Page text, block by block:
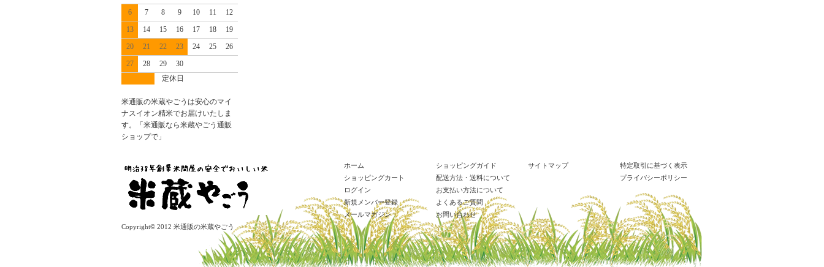
6
7 8 9 10 11
12
13
14 15 16 17 18
19
20
21 22 23 24 25
26
27
28 29
30
定休日
米通販の米蔵やごうは安心のマイ
ナスイオン精米でお届けいたしま
す。「米通販なら米蔵やごう通販
ショップで」
Copyright© 2012 米通販の米蔵やごう
ホーム
ショッピングカート
ログイン
新規メンバー登録
メールマガジン
ショッピングガイド
配送方法・送料について
お支払い方法について
よくあるご質問
お問い合わせ
サイトマップ
特定取引に基づく表示
プライバシーポリシー